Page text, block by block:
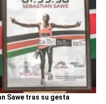
Sawe tras su gesta